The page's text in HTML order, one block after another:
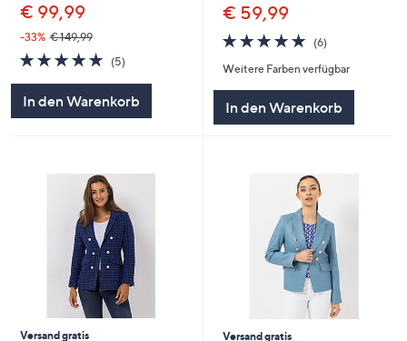
€ 99,99
-33% € 149,99
5.0
von
(5)5
In den Warenkorb
€ 59,99
5.0
von
5
(6)6
Weitere Farben verfügbar
In den Warenkorb
Versand gratis Versand gratis